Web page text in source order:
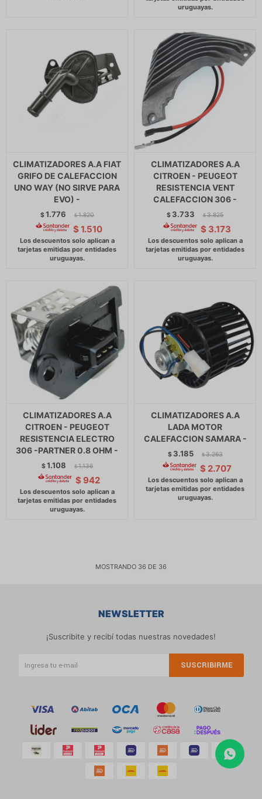
CLIMATIZADORES A.A FIAT
GRIFO DE CALEFACCION
UNO WAY (NO SIRVE PARA
EVO) -
$1.776 $ 1.820
$ 1.510
CLIMATIZADORES A.A
CITROEN - PEUGEOT
RESISTENCIA VENT
CALEFACCION 306 -
$ 3.733 $ 3.825
$ 3.173
CLIMATIZADORES A.A
CITROEN - PEUGEOT
RESISTENCIA ELECTRO
306 -PARTNER 0.8 OHM -
$1.108 $ 1.136
$ 942
CLIMATIZADORES A.A
LADA MOTOR
CALEFACCION SAMARA -
$ 3.185 $ 3.263
$ 2.707
MOSTRANDO 36 DE 36
NEWSLETTER
¡Suscribite y recibí todas nuestras novedades!
SUSCRIBIRME